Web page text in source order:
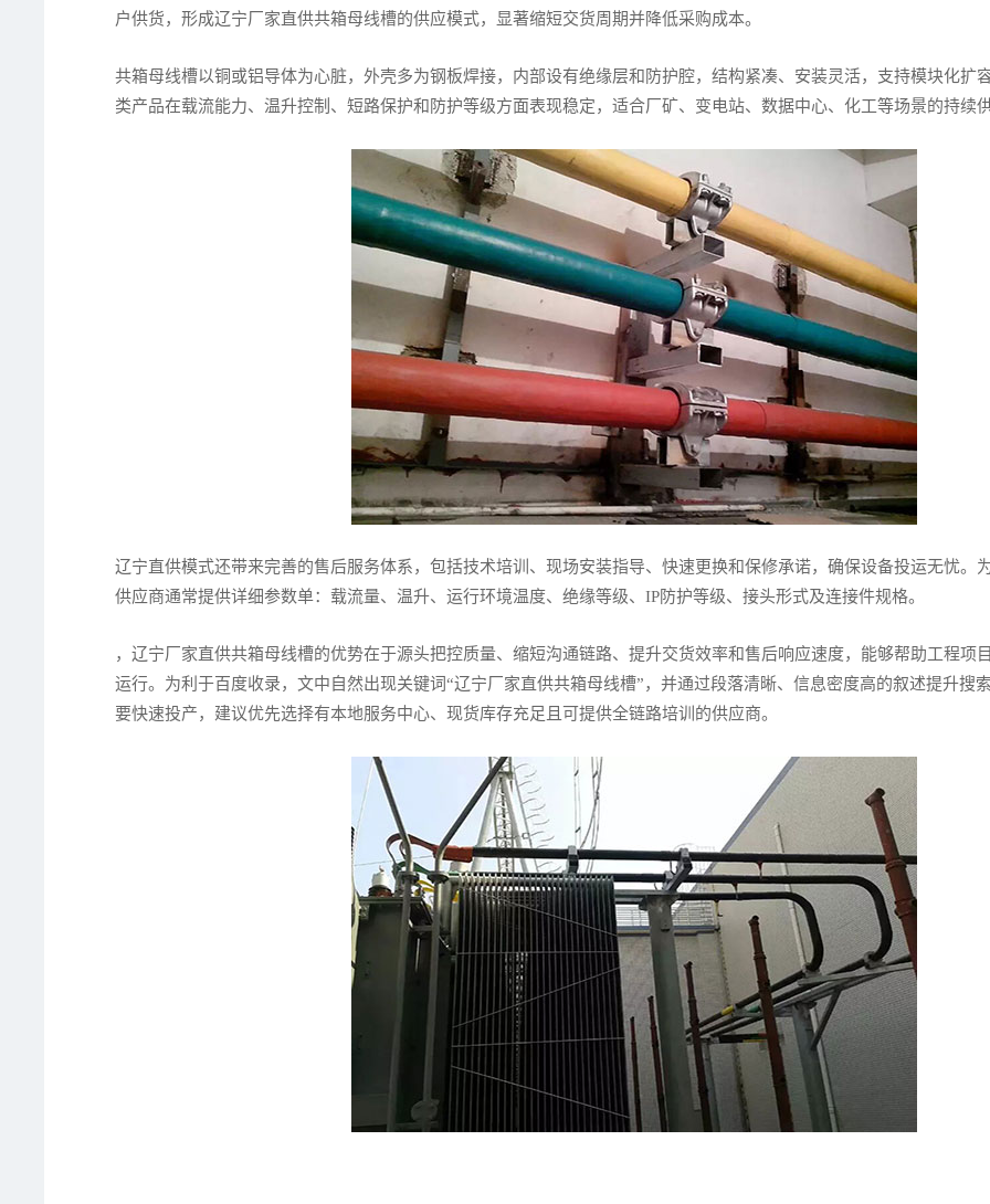
户供货，形成辽宁厂家直供共箱母线槽的供应模式，显著缩短交货周期并降低采购成本。
共箱母线槽以铜或铝导体为心脏，外壳多为钢板焊接，内部设有绝缘层和防护腔，结构紧凑、安装灵活，支持模块化扩
类产品在载流能力、温升控制、短路保护和防护等级方面表现稳定，适合厂矿、变电站、数据中心、化工等场景的持续
辽宁直供模式还带来完善的售后服务体系，包括技术培训、现场安装指导、快速更换和保修承诺，确保设备投运无忧。
供应商通常提供详细参数单：载流量、温升、运行环境温度、绝缘等级、IP防护等级、接头形式及连接件规格。
，辽宁厂家直供共箱母线槽的优势在于源头把控质量、缩短沟通链路、提升交货效率和售后响应速度，能够帮助工程项
运行。为利于百度收录，文中自然出现关键词“辽宁厂家直供共箱母线槽”，并通过段落清晰、信息密度高的叙述提升搜
要快速投产，建议优先选择有本地服务中心、现货库存充足且可提供全链路培训的供应商。